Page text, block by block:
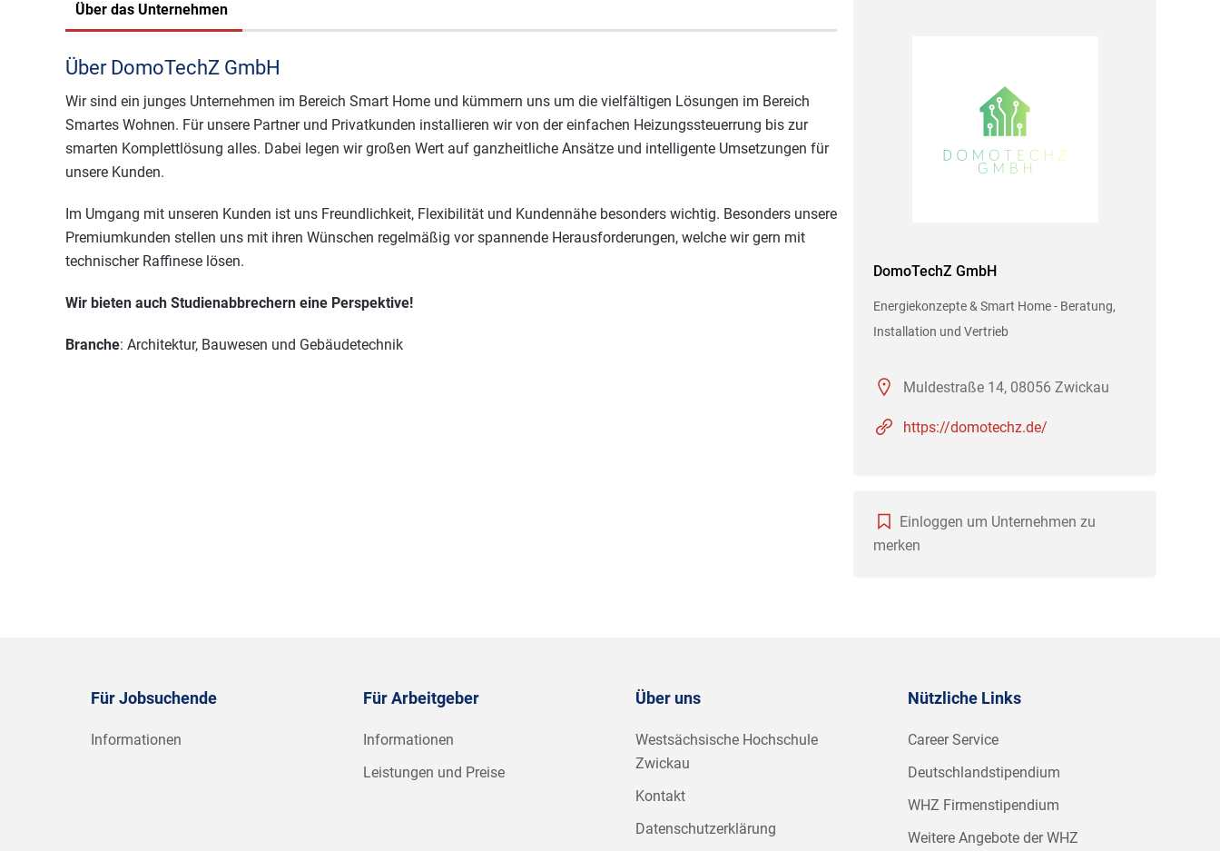
Über das Unternehmen
Über DomoTechZ GmbH
Wir sind ein junges Unternehmen im Bereich Smart Home und kümmern uns um die vielfältigen Lösungen im Bereich
Smartes Wohnen. Für unsere Partner und Privatkunden installieren wir von der einfachen Heizungssteuerrung bis zur
smarten Komplettlösung alles. Dabei legen wir großen Wert auf ganzheitliche Ansätze und intelligente Umsetzungen für
unsere Kunden.
Im Umgang mit unseren Kunden ist uns Freundlichkeit, Flexibilität und Kundennähe besonders wichtig. Besonders unsere
Premiumkunden stellen uns mit ihren Wünschen regelmäßig vor spannende Herausforderungen, welche wir gern mit
technischer Raffinese lösen.
Wir bieten auch Studienabbrechern eine Perspektive!
Branche: Architektur, Bauwesen und Gebäudetechnik
DomoTechZ GmbH
Energiekonzepte & Smart Home - Beratung,
Installation und Vertrieb
Muldestraße 14, 08056 Zwickau
https://domotechz.de/
Einloggen um Unternehmen zu
merken
Für Jobsuchende
Informationen
Für Arbeitgeber
Informationen
Leistungen und Preise
Über uns
Westsächsische Hochschule
Zwickau
Kontakt
Datenschutzerklärung
Nützliche Links
Career Service
Deutschlandstipendium
WHZ Firmenstipendium
Weitere Angebote der WHZ